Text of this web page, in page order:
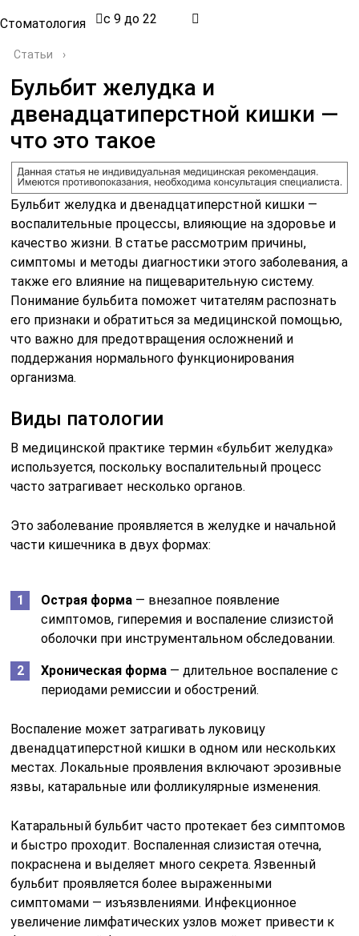
Стоматология с 9 до 22
Статьи ›
Бульбит желудка и
двенадцатиперстной кишки —
что это такое
Бульбит желудка и двенадцатиперстной кишки —
воспалительные процессы, влияющие на здоровье и
качество жизни. В статье рассмотрим причины,
симптомы и методы диагностики этого заболевания, а
также его влияние на пищеварительную систему.
Понимание бульбита поможет читателям распознать
его признаки и обратиться за медицинской помощью,
что важно для предотвращения осложнений и
поддержания нормального функционирования
организма.
Виды патологии
В медицинской практике термин «бульбит желудка»
используется, поскольку воспалительный процесс
часто затрагивает несколько органов.
Это заболевание проявляется в желудке и начальной
части кишечника в двух формах:
Острая форма — внезапное появление
симптомов, гиперемия и воспаление слизистой
оболочки при инструментальном обследовании.
Хроническая форма — длительное воспаление с
периодами ремиссии и обострений.
Воспаление может затрагивать луковицу
двенадцатиперстной кишки в одном или нескольких
местах. Локальные проявления включают эрозивные
язвы, катаральные или фолликулярные изменения.
Катаральный бульбит часто протекает без симптомов
и быстро проходит. Воспаленная слизистая отечна,
покраснена и выделяет много секрета. Язвенный
бульбит проявляется более выраженными
симптомами — изъязвлениями. Инфекционное
увеличение лимфатических узлов может привести к